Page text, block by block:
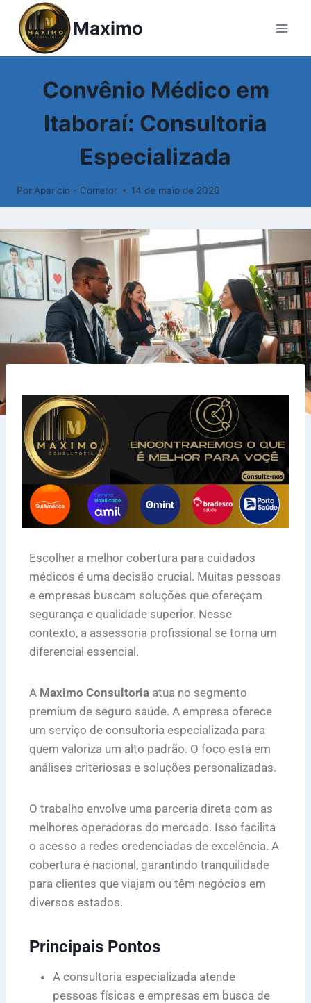
Maximo
Convênio Médico em
Itaboraí: Consultoria
Especializada
Por Aparicio - Corretor 14 de maio de 2026
Escolher a melhor cobertura para cuidados
médicos é uma decisão crucial. Muitas pessoas
e empresas buscam soluções que ofereçam
segurança e qualidade superior. Nesse
contexto, a assessoria profissional se torna um
diferencial essencial.
A Maximo Consultoria atua no segmento
premium de seguro saúde. A empresa oferece
um serviço de consultoria especializada para
quem valoriza um alto padrão. O foco está em
análises criteriosas e soluções personalizadas.
O trabalho envolve uma parceria direta com as
melhores operadoras do mercado. Isso facilita
o acesso a redes credenciadas de excelência. A
cobertura é nacional, garantindo tranquilidade
para clientes que viajam ou têm negócios em
diversos estados.
Principais Pontos
A consultoria especializada atende
pessoas físicas e empresas em busca de